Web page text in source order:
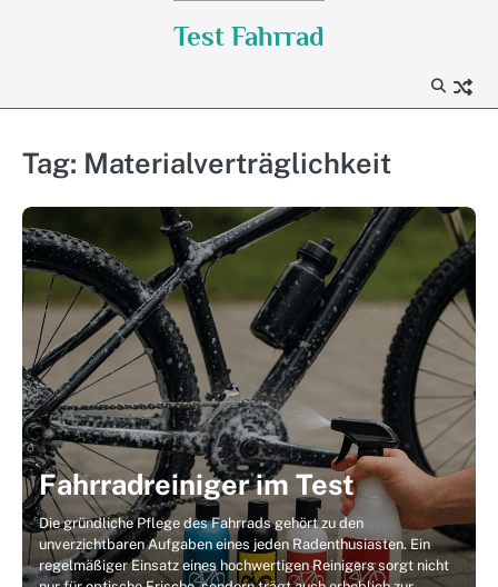
Test Fahrrad
Tag: Materialverträglichkeit
Fahrradreiniger im Test
Die gründliche Pflege des Fahrrads gehört zu den
unverzichtbaren Aufgaben eines jeden Radenthusiasten. Ein
regelmäßiger Einsatz eines hochwertigen Reinigers sorgt nicht